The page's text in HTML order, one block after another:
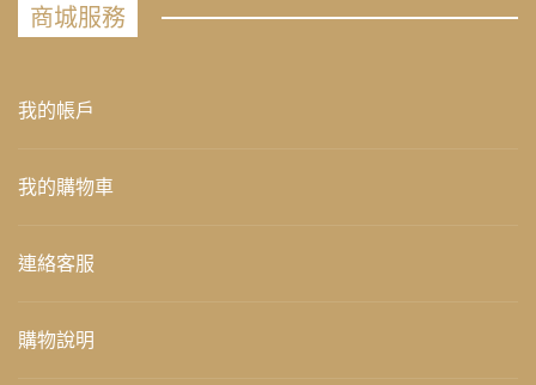
商城服務
我的帳戶
我的購物車
連絡客服
購物說明